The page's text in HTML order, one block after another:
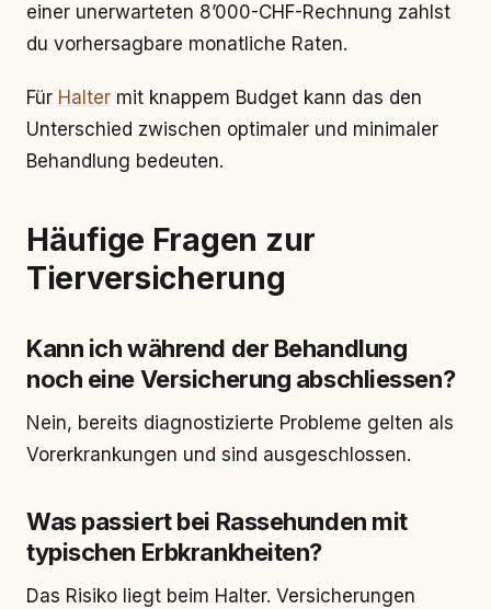
einer unerwarteten 8’000-CHF-Rechnung zahlst
du vorhersagbare monatliche Raten.
Für Halter mit knappem Budget kann das den
Unterschied zwischen optimaler und minimaler
Behandlung bedeuten.
Häufige Fragen zur
Tierversicherung
Kann ich während der Behandlung
noch eine Versicherung abschliessen?
Nein, bereits diagnostizierte Probleme gelten als
Vorerkrankungen und sind ausgeschlossen.
Was passiert bei Rassehunden mit
typischen Erbkrankheiten?
Das Risiko liegt beim Halter. Versicherungen